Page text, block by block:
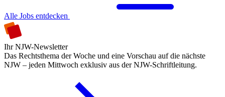
Alle Jobs entdecken
Ihr NJW-Newsletter
Das Rechtsthema der Woche und eine Vorschau auf die nächste
NJW – jeden Mittwoch exklusiv aus der NJW-Schriftleitung.